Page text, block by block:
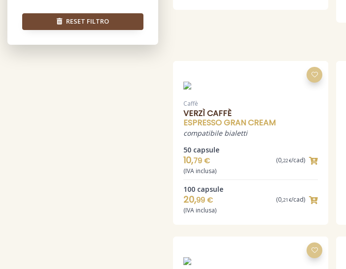
RESET FILTRO
Caffè
VERZÌ CAFFÈ
ESPRESSO GRAN CREAM
compatibile bialetti
50 capsule
10,79 € (0,22 €/cad)
(IVA inclusa)
100 capsule
20,99 € (0,21 €/cad)
(IVA inclusa)